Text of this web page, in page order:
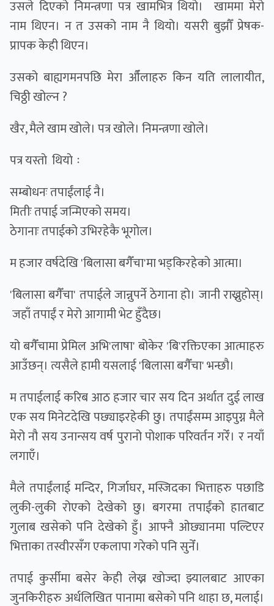
उसले दिएको निमन्त्रणा पत्र खामभित्र थियो। खाममा मेराे
नाम थिएन। न त उसको नाम नै थियो। यसरी बुझौँ प्रेषक-
प्रापक केही थिएन।
उसको बाह्यगमनपछि मेरा औँलाहरु किन यति लालायीत,
चिठ्ठी खोल्न ?
खैर, मैले खाम खोले। पत्र खोले। निमन्त्रणा खोले।
पत्र यस्ताे थियाे ः
सम्बोधनः तपाईंलाई नै।
मितीः तपाई जन्मिएको समय।
ठेगानाः तपाईको उभिरहेकै भूगोल।
म हजार वर्षदेखि 'बिलासा बगैँचा'मा भड्किरहेको आत्मा।
'बिलासा बगैँचा' तपाईले जान्नुपर्ने ठेगाना हो। जानी राख्नुहाेस्।
जहाँ तपाईं र मेरो आगामी भेट हुँदैछ।
यो बगैँचामा प्रेमिल अभि'लाषा' बोकेर 'बि'रक्तिएका आत्माहरु
आउँछन्। त्यसैले हामी यसलाई 'बिलासा बगैँचा' भन्छौ।
म तपाईलाई करिब आठ हजार चार सय दिन अर्थात दुई लाख
एक सय मिनेटदेखि पछ्याइरहेकी छु। तपाईंसम्म आइपुग्न मैले
मेरो नौ सय उनान्सय वर्ष पुरानो पोशाक परिवर्तन गरेँ। र नयाँ
लगाएँ।
मैले तपाईंलाई मन्दिर, गिर्जाघर, मस्जिदका भित्ताहरु पछाडि
लुकी-लुकी रोएको देखेको छु। बगरमा तपाईंको हातबाट
गुलाब खसेको पनि देखेको हुँ। आफ्नै ओछ्यानमा पल्टिएर
भित्ताका तस्वीरसँग एकलापा गरेको पनि सुनेँ।
तपाई कुर्सीमा बसेर केही लेख्न खाेज्दा झ्यालबाट आएका
जुनकिरीहरु अर्धलिखित पानामा बसेकाे पनि थाहा छ, मलाई।